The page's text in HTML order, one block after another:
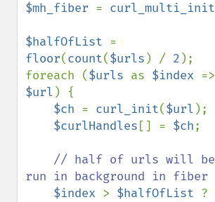
$mh_fiber = curl_multi_init
$halfOfList
floor(count($urls ) / 2 );
foreach ($urls as $index
$url ) {
$ch = curl_init($url );
$curlHandles [] = $ch;
// half of urls will be
run in background in fiber
$index > $halfOfList